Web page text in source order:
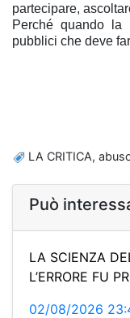
partecipare,
Perché quando
pubblici che deve
LA CRITICA,
Può
LA SCIENZA
L’ERRORE FU
02/08/2026